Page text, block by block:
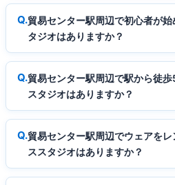
貿易センター駅周辺で初心者が
タジオはありますか？
貿易センター駅周辺で駅から徒
スタジオはありますか？
貿易センター駅周辺でウェアを
ススタジオはありますか？